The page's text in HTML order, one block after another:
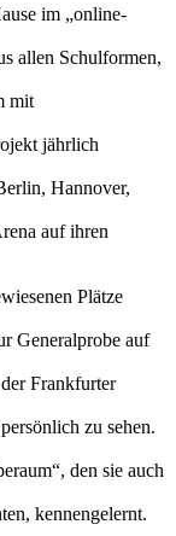
im „online-
allen Schulformen,
mit
jährlich
Hannover,
auf ihren
Plätze
Generalprobe auf
Frankfurter
zu sehen.
den sie auch
kennengelernt.